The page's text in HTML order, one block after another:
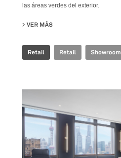
las áreas verdes del exterior.
VER MÁS
Retail Retail Showroom